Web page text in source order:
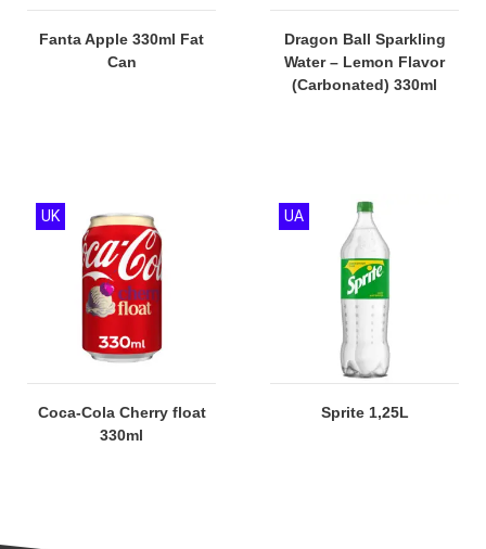
Fanta Apple 330ml Fat
Can
Dragon Ball Sparkling
Water – Lemon Flavor
(Carbonated) 330ml
Coca-Cola Cherry float
330ml
UK
Sprite 1,25L
UA